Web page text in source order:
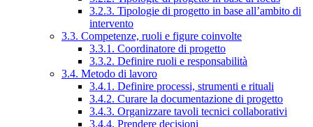
3.2.3. Tipologie di progetto in base all’ambito di
intervento
3.3. Competenze, ruoli e figure coinvolte
3.3.1. Coordinatore di progetto
3.3.2. Definire ruoli e responsabilità
3.4. Metodo di lavoro
3.4.1. Definire processi, strumenti e rituali
3.4.2. Curare la documentazione di progetto
3.4.3. Organizzare tavoli tecnici collaborativi
3.4.4. Prendere decisioni